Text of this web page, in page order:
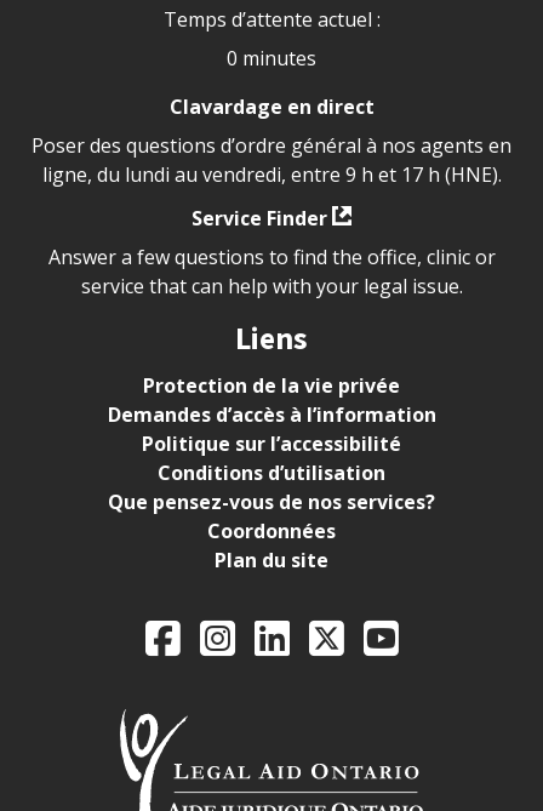
Temps d’attente actuel :
0 minutes
Clavardage en direct
Poser des questions d’ordre général à nos agents en
ligne, du lundi au vendredi, entre 9 h et 17 h (HNE).
Service Finder
Answer a few questions to find the office, clinic or
service that can help with your legal issue.
Liens
Protection de la vie privée
Demandes d’accès à l’information
Politique sur l’accessibilité
Conditions d’utilisation
Que pensez-vous de nos services?
Coordonnées
Plan du site
Legal Aid Ontario
FacebookInstagram
LinkedIn
X YouTube